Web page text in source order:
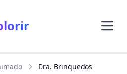
Dra. Brinquedos